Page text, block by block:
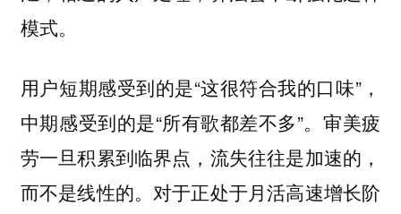
模式。
用户短期感受到的是“这很符合我的口味”，
中期感受到的是“所有歌都差不多”。审美疲
劳一旦积累到临界点，流失往往是加速的，
而不是线性的。对于正处于月活高速增长阶